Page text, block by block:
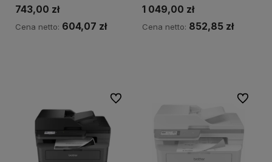
743,00 zł
Cena netto: 604,07 zł
BROTHER* Natychmiastowa
wysyłka
1 049,00 zł
Cena netto: 852,85 zł
Do ulubionych Do